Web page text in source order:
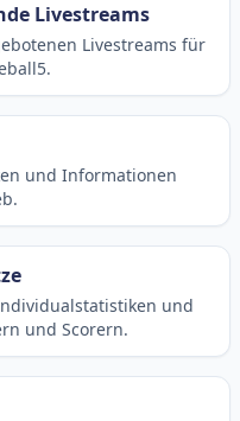
Livestreams
Livestreams für
und Informationen
und
und Scorern.